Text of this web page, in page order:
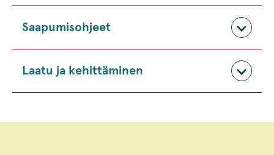
Saapumisohjeet
Laatu ja kehittäminen